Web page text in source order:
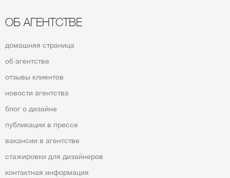
ОБ АГЕНТСТВЕ
домашняя страница
об агентстве
отзывы клиентов
новости агентства
блог о дизайне
публикации в прессе
вакансии в агентстве
стажировки для дизайнеров
контактная информация